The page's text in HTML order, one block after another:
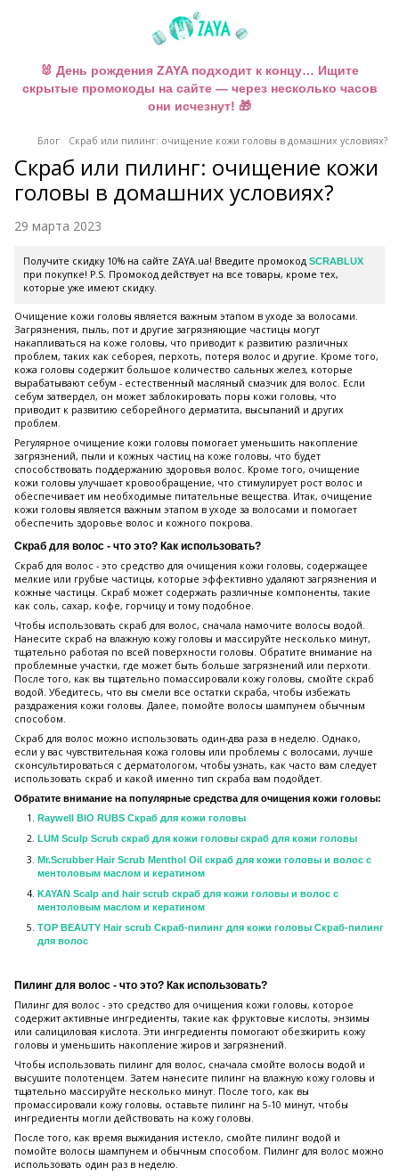
🐰 День рождения ZAYA подходит к концу… Ищите
скрытые промокоды на сайте — через несколько часов
они исчезнут! 🎁
Блог Скраб или пилинг: очищение кожи головы в домашних условиях?
Скраб или пилинг: очищение кожи
головы в домашних условиях?
29 марта 2023
Получите скидку 10% на сайте ZAYA.ua! Введите промокод SCRABLUX
при покупке! P.S. Промокод действует на все товары, кроме тех,
которые уже имеют скидку.
Очищение кожи головы является важным этапом в уходе за волосами.
Загрязнения, пыль, пот и другие загрязняющие частицы могут
накапливаться на коже головы, что приводит к развитию различных
проблем, таких как себорея, перхоть, потеря волос и другие. Кроме того,
кожа головы содержит большое количество сальных желез, которые
вырабатывают себум - естественный масляный смазчик для волос. Если
себум затвердел, он может заблокировать поры кожи головы, что
приводит к развитию себорейного дерматита, высыпаний и других
проблем.
Регулярное очищение кожи головы помогает уменьшить накопление
загрязнений, пыли и кожных частиц на коже головы, что будет
способствовать поддержанию здоровья волос. Кроме того, очищение
кожи головы улучшает кровообращение, что стимулирует рост волос и
обеспечивает им необходимые питательные вещества. Итак, очищение
кожи головы является важным этапом в уходе за волосами и помогает
обеспечить здоровье волос и кожного покрова.
Скраб для волос - что это? Как использовать?
Скраб для волос - это средство для очищения кожи головы, содержащее
мелкие или грубые частицы, которые эффективно удаляют загрязнения и
кожные частицы. Скраб может содержать различные компоненты, такие
как соль, сахар, кофе, горчицу и тому подобное.
Чтобы использовать скраб для волос, сначала намочите волосы водой.
Нанесите скраб на влажную кожу головы и массируйте несколько минут,
тщательно работая по всей поверхности головы. Обратите внимание на
проблемные участки, где может быть больше загрязнений или перхоти.
После того, как вы тщательно помассировали кожу головы, смойте скраб
водой. Убедитесь, что вы смели все остатки скраба, чтобы избежать
раздражения кожи головы. Далее, помойте волосы шампунем обычным
способом.
Скраб для волос можно использовать один-два раза в неделю. Однако,
если у вас чувствительная кожа головы или проблемы с волосами, лучше
сконсультироваться с дерматологом, чтобы узнать, как часто вам следует
использовать скраб и какой именно тип скраба вам подойдет.
Обратите внимание на популярные средства для очищения кожи головы:
Raywell BIO RUBS Скраб для кожи головы
LUM Sculp Scrub скраб для кожи головы скраб для кожи головы
Mr.Scrubber Hair Scrub Menthol Oil скраб для кожи головы и волос с
ментоловым маслом и кератином
KAYAN Scalp and hair scrub скраб для кожи головы и волос с
ментоловым маслом и кератином
TOP BEAUTY Hair scrub Скраб-пилинг для кожи головы Скраб-пилинг
для волос
Пилинг для волос - что это? Как использовать?
Пилинг для волос - это средство для очищения кожи головы, которое
содержит активные ингредиенты, такие как фруктовые кислоты, энзимы
или салициловая кислота. Эти ингредиенты помогают обезжирить кожу
головы и уменьшить накопление жиров и загрязнений.
Чтобы использовать пилинг для волос, сначала смойте волосы водой и
высушите полотенцем. Затем нанесите пилинг на влажную кожу головы и
тщательно массируйте несколько минут. После того, как вы
промассировали кожу головы, оставьте пилинг на 5-10 минут, чтобы
ингредиенты могли действовать на кожу головы.
После того, как время выжидания истекло, смойте пилинг водой и
помойте волосы шампунем и обычным способом. Пилинг для волос можно
использовать один раз в неделю.